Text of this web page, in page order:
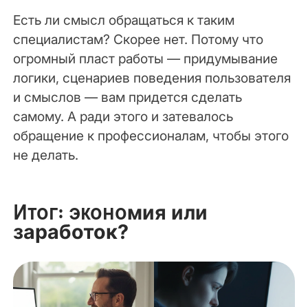
Есть ли смысл обращаться к таким
специалистам? Скорее нет. Потому что
огромный пласт работы — придумывание
логики, сценариев поведения пользователя
и смыслов — вам придется сделать
самому. А ради этого и затевалось
обращение к профессионалам, чтобы этого
не делать.
Итог: экономия или
заработок?